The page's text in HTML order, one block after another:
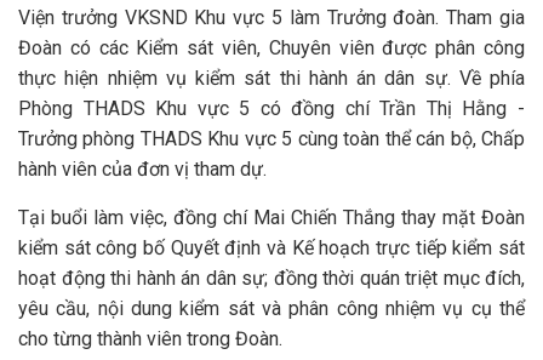
Viện trưởng VKSND Khu vực 5 làm Trưởng đoàn. Tham gia
Đoàn có các Kiểm sát viên, Chuyên viên được phân công
thực hiện nhiệm vụ kiểm sát thi hành án dân sự. Về phía
Phòng THADS Khu vực 5 có đồng chí Trần Thị Hằng -
Trưởng phòng THADS Khu vực 5 cùng toàn thể cán bộ, Chấp
hành viên của đơn vị tham dự.
Tại buổi làm việc, đồng chí Mai Chiến Thắng thay mặt Đoàn
kiểm sát công bố Quyết định và Kế hoạch trực tiếp kiểm sát
hoạt động thi hành án dân sự; đồng thời quán triệt mục đích,
yêu cầu, nội dung kiểm sát và phân công nhiệm vụ cụ thể
cho từng thành viên trong Đoàn.